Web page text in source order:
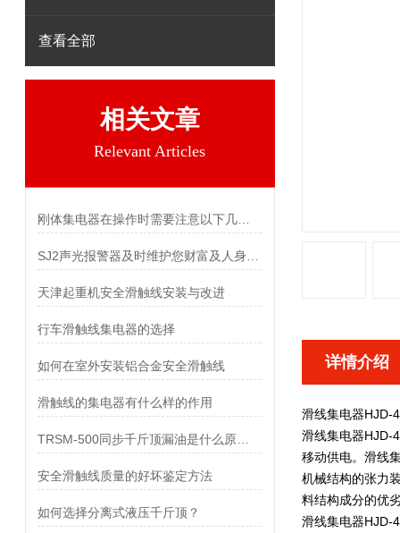
查看全部
相关文章
Relevant Articles
天津起重机安全滑触线安装与改进
行车滑触线集电器的选择
如何在室外安装铝合金安全滑触线
滑触线的集电器有什么样的作用
安全滑触线质量的好坏鉴定方法
如何选择分离式液压千斤顶？
详情介绍
滑线集电器HJD-
滑线集电器HJD-
移动供电。 滑线
机械结构的张力
料结构成分的优
滑线集电器HJD-